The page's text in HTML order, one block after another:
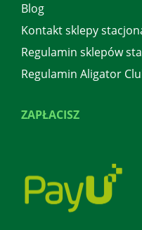
Blog
Kontakt sklepy
Regulamin sklepów
Regulamin Aligator
ZAPŁACISZ